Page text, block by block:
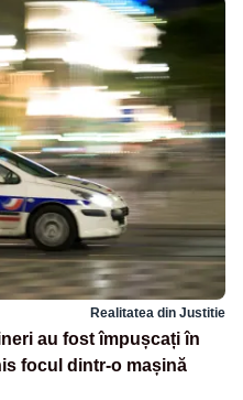
Realitatea din Justitie
au fost împușcați în
focul dintr-o mașină